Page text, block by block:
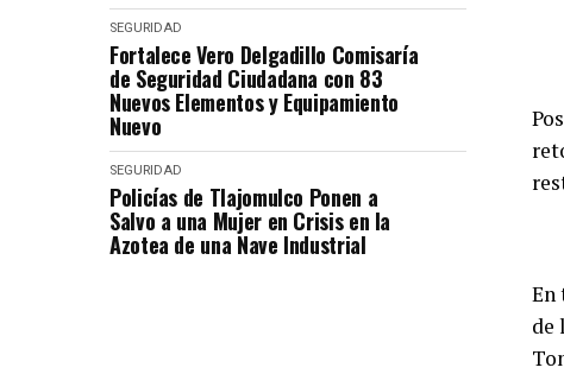
SEGURIDAD
Fortalece Vero Delgadillo Comisaría
de Seguridad Ciudadana con 83
Nuevos Elementos y Equipamiento
Nuevo
SEGURIDAD
Policías de Tlajomulco Ponen a
Salvo a una Mujer en Crisis en la
Azotea de una Nave Industrial
En
de